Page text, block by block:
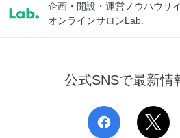
企画・開設・運営ノウハウサ
オンラインサロンLab.
公式SNSで最新情